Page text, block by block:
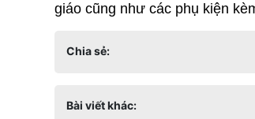
giáo cũng như các phụ kiện
Chia sẻ:
Bài viết khác: